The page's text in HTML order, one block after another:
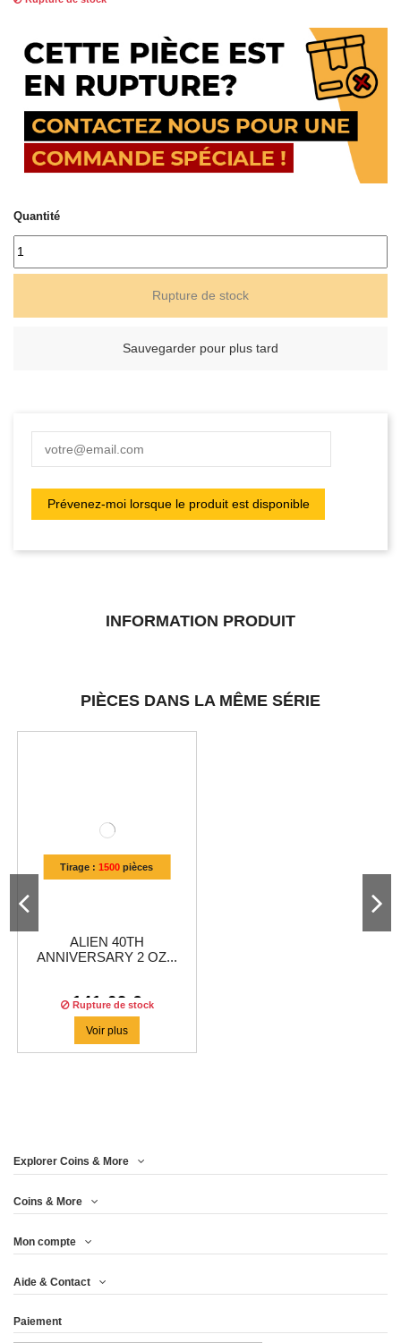
Quantité
Rupture de stock
Sauvegarder pour plus tard
INFORMATION PRODUIT
PIÈCES DANS LA MÊME SÉRIE
Tirage :1500 pièces
ALIEN 40TH
ANNIVERSARY 2 OZ...
141,62 €
Rupture de stock
Voir plus
Explorer Coins & More
Coins & More
Mon compte
Aide & Contact
Paiement